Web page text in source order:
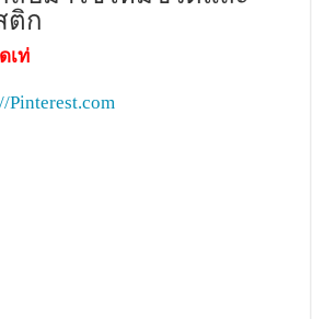
ติก
เท่
Pinterest.com